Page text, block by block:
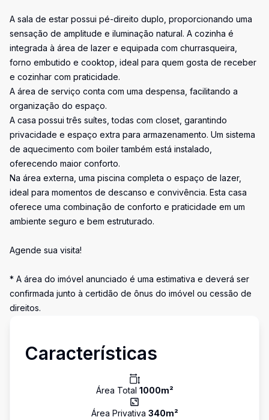
A sala de estar possui pé-direito duplo, proporcionando uma
sensação de amplitude e iluminação natural. A cozinha é
integrada à área de lazer e equipada com churrasqueira,
forno embutido e cooktop, ideal para quem gosta de receber
e cozinhar com praticidade.
A área de serviço conta com uma despensa, facilitando a
organização do espaço.
A casa possui três suítes, todas com closet, garantindo
privacidade e espaço extra para armazenamento. Um sistema
de aquecimento com boiler também está instalado,
oferecendo maior conforto.
Na área externa, uma piscina completa o espaço de lazer,
ideal para momentos de descanso e convivência. Esta casa
oferece uma combinação de conforto e praticidade em um
ambiente seguro e bem estruturado.
Agende sua visita!
* A área do imóvel anunciado é uma estimativa e deverá ser
confirmada junto à certidão de ônus do imóvel ou cessão de
direitos.
Características
Área Total 1000m²
Área Privativa 340m²